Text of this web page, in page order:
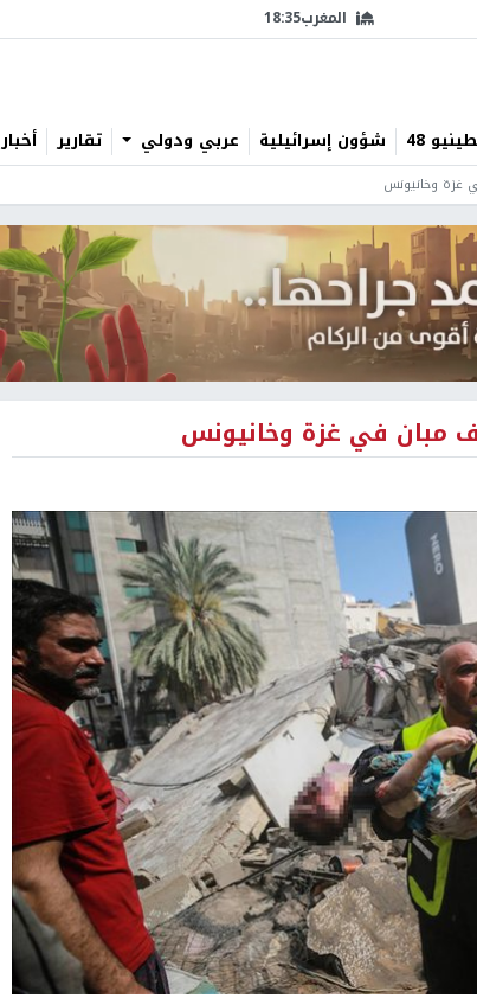
المغرب18:35
48 شؤون إسرائيلية عربي ودولي تقارير
غزة وخانيونس
مبان في غزة وخانيونس